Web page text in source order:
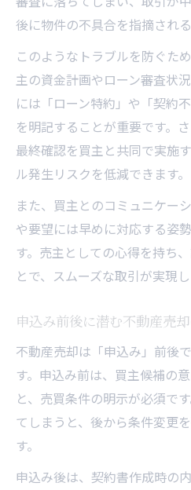
後に物件の不具合を指摘され
このようなトラブルを防ぐた
主の資金計画やローン審査状
には「ローン特約」や「契約
を明記することが重要です。
最終確認を買主と共同で実施
ル発生リスクを低減できます。
また、買主とのコミュニケー
や要望には早めに対応する姿
す。売主としての心得を持ち
とで、スムーズな取引が実現し
申込み前後に潜む不動産売
不動産売却は「申込み」前後
す。申込み前は、買主候補の
と、売買条件の明示が必須で
てしまうと、後から条件変更
す。
申込み後は、契約書作成時の